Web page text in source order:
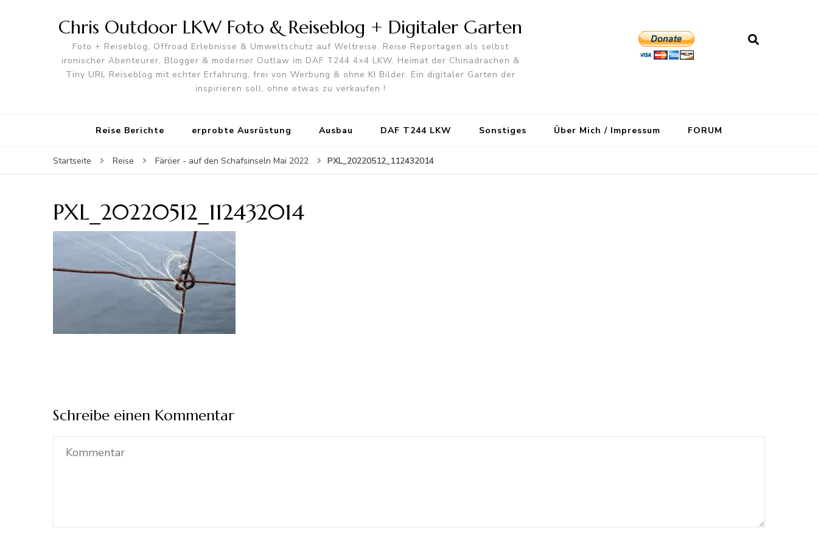
Chris Outdoor LKW Foto & Reiseblog + Digitaler Garten
Foto + Reiseblog, Offroad Erlebnisse & Umweltschutz auf Weltreise. Reise Reportagen als selbst
ironischer Abenteurer, Blogger & moderner Outlaw im DAF T244 4×4 LKW. Heimat der Chinadrachen &
Tiny URL Reiseblog mit echter Erfahrung, frei von Werbung & ohne KI Bilder. Ein digitaler Garten der
inspirieren soll, ohne etwas zu verkaufen !
Reise Berichte erprobte Ausrüstung Ausbau DAF T244 LKW Sonstiges Über Mich / Impressum FORUM
Startseite Reise Färöer - auf den Schafsinseln Mai 2022 PXL_20220512_112432014
PXL_20220512_112432014
Schreibe einen Kommentar